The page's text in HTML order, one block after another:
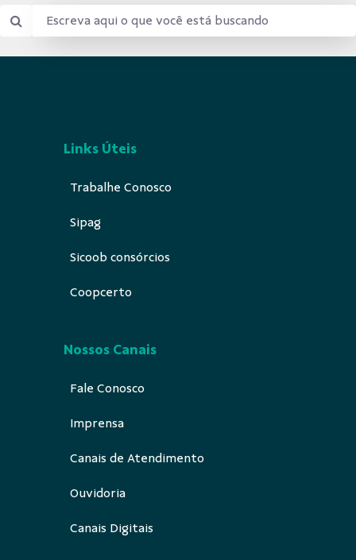
Links Úteis
Trabalhe Conosco
Sipag
Sicoob consórcios
Coopcerto
Nossos Canais
Fale Conosco
Imprensa
Canais de Atendimento
Ouvidoria
Canais Digitais